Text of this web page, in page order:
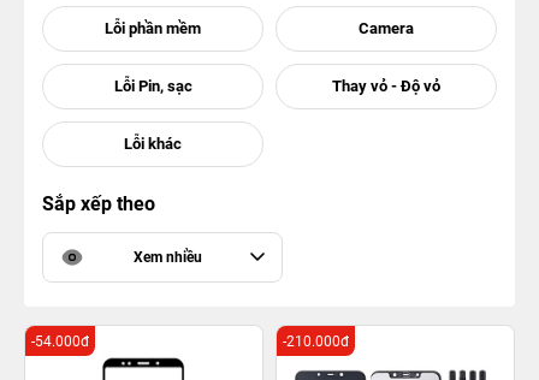
Sắp xếp theo
Xem nhiều
-54.000đ -210.000đ